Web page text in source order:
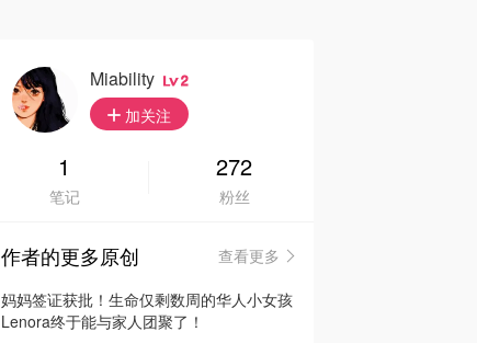
🇮🇹
🇦🇺
🇳🇿新西兰
Miability 2
加关注
1
笔记
272
粉丝
作者的更多原创
查看更多
妈妈签证获批！生命仅剩数周的华人小女孩
Lenora终于能与家人团聚了！